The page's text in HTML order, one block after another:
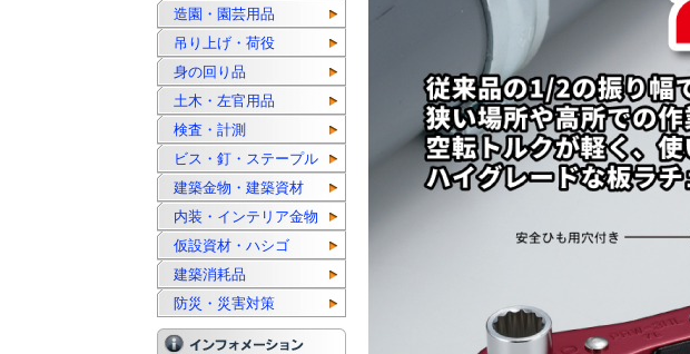
造園・園芸用品
吊り上げ・荷役
身の回り品
土木・左官用品
検査・計測
ビス・釘・ステープル
建築金物・建築資材
内装・インテリア金物
仮設資材・ハシゴ
建築消耗品
防災・災害対策